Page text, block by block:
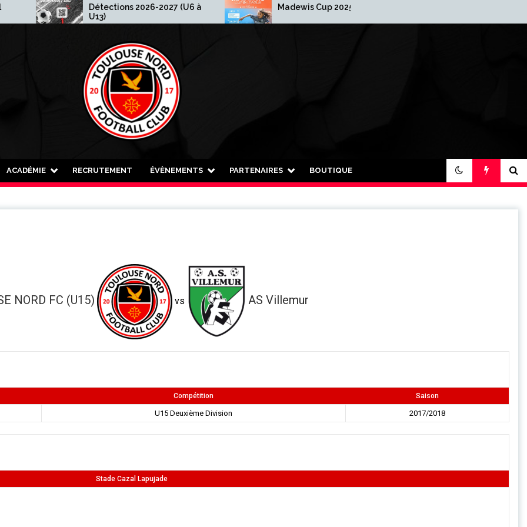
Détections 2026-2027 (U6 à
U13)
Madewis Cup 2025-2026
ACADÉMIE RECRUTEMENT ÉVÈNEMENTS PARTENAIRES BOUTIQUE
NORD FC (U15) vs AS Villemur
Compétition Saison
U15 Deuxième Division 2017/2018
Stade Cazal Lapujade